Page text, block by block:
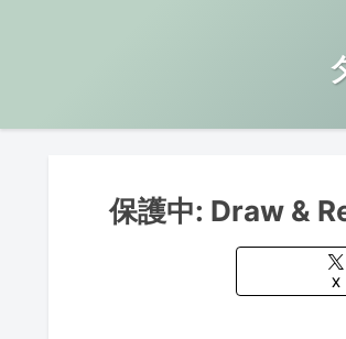
保護中: Draw &
X